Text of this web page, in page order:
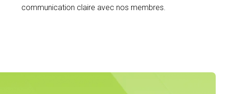
communication claire avec nos membres.